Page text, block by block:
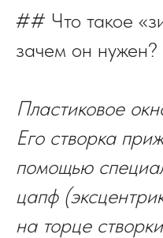
## Что такое
зачем он нужен?
Пластиковое
Его створка
помощью
цапф
на торце